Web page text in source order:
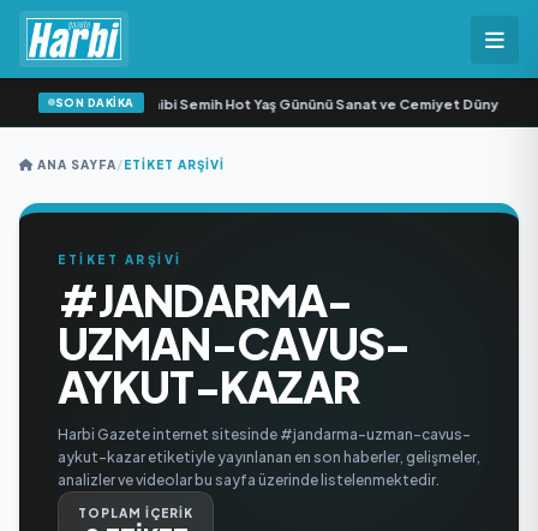
SON DAKİKA
Svadba Zincirleri Sahibi Semih Hot Yaş Gününü Sanat ve Cemiyet Dünyasının
ANA SAYFA/ETIKET ARŞIVI
ETİKET ARŞİVİ
#JANDARMA-
UZMAN-CAVUS-
AYKUT-KAZAR
Harbi Gazete internet sitesinde #jandarma-uzman-cavus-
aykut-kazar etiketiyle yayınlanan en son haberler, gelişmeler,
analizler ve videolar bu sayfa üzerinde listelenmektedir.
TOPLAM İÇERİK